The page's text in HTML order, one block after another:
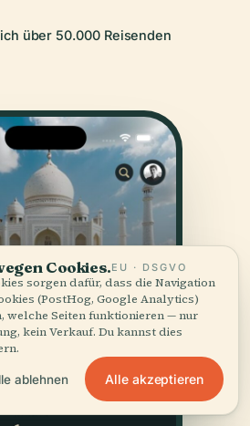
über 50.000 Reisenden
Cookies.EU · DSGVO
sorgen dafür, dass die Navigation
(PostHog, Google Analytics)
welche Seiten funktionieren — nur
kein Verkauf. Du kannst dies
ablehnen Alle akzeptieren